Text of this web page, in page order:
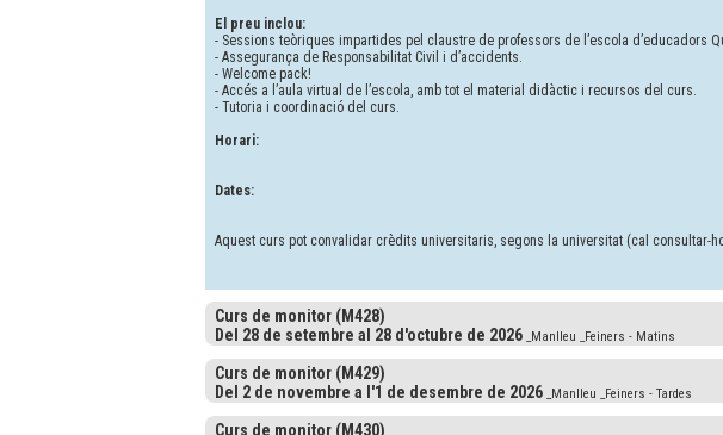
El preu inclou:
- Sessions teòriques impartides pel claustre de professors de l’escola d’educadors
- Assegurança de Responsabilitat Civil i d’accidents.
- Welcome pack!
- Accés a l’aula virtual de l’escola, amb tot el material didàctic i recursos del curs.
- Tutoria i coordinació del curs.
Horari:
Dates:
Aquest curs pot convalidar crèdits universitaris, segons la universitat (cal consultar-
Curs de monitor (M428)
Del 28 de setembre al 28 d'octubre de 2026 _Manlleu _Feiners - Matins
Curs de monitor (M429)
Del 2 de novembre a l'1 de desembre de 2026 _Manlleu _Feiners - Tardes
Curs de monitor (M430)